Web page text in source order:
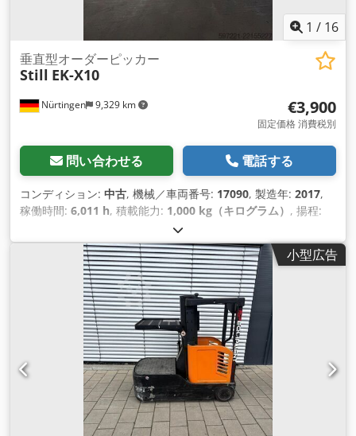
1 / 16
Nürtingen 9,329 km
垂直型オーダーピッカー
Still EK-X10
€3,900
固定価格 消費税別
問い合わせる 電話する
コンディション: 中古, 機械／車両番号: 17090, 製造年: 2017,
稼働時間: 6,011 h, 積載能力: 1,000 kg（キログラム） , 揚程:
600 mm, 燃料の種類:
シンプレックス, 建設高:3,100 mm, バッテリー電圧:24 V, フ
1,200 mm, 総重量:2,868 kg（キログラム）, 装備:
,
小型広告